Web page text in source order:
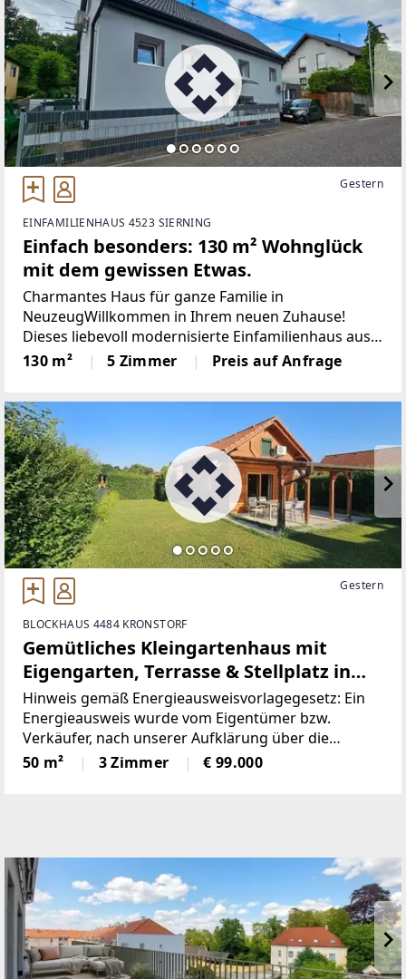
Gestern
EINFAMILIENHAUS 4523 SIERNING
Einfach besonders: 130 m² Wohnglück
mit dem gewissen Etwas.
Charmantes Haus für ganze Familie in
NeuzeugWillkommen in Ihrem neuen Zuhause!
Dieses liebevoll modernisierte Einfamilienhaus aus
dem Jahr 1910 verbindet historischen Charme mit
zeitgemäßem Wohnkomfort – ideal für junge
130 m² 5 Zimmer Preis auf Anfrage
Gestern
BLOCKHAUS 4484 KRONSTORF
Gemütliches Kleingartenhaus mit
Eigengarten, Terrasse & Stellplatz in
Kronstorf
Hinweis gemäß Energieausweisvorlagegesetz: Ein
Energieausweis wurde vom Eigentümer bzw.
Verkäufer, nach unserer Aufklärung über die
generell geltende Vorlagepflicht, sowie
Aufforderung zu seiner Erstellung noch nicht
50 m² 3 Zimmer € 99.000